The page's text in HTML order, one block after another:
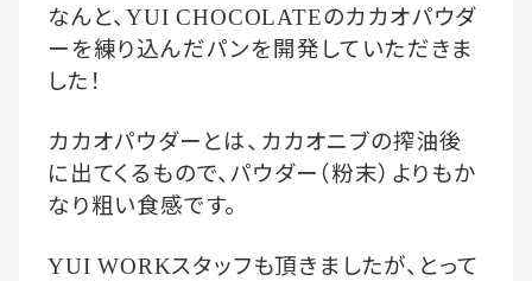
なんと、YUI CHOCOLATEのカカオパウダ
ーを練り込んだパンを開発していただきま
した！
カカオパウダーとは、カカオニブの搾油後
に出てくるもので、パウダー（粉末）よりもか
なり粗い食感です。
YUI WORKスタッフも頂きましたが、とって